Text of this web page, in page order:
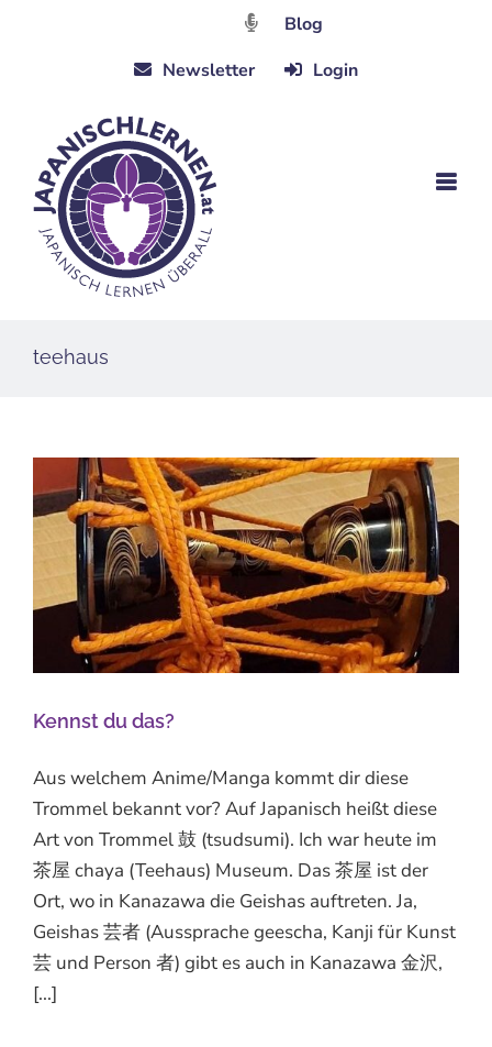
Blog
Newsletter
Login
teehaus
Kennst du das?
Aus welchem Anime/Manga kommt dir diese
Trommel bekannt vor? Auf Japanisch heißt diese
Art von Trommel 鼓 (tsudsumi). Ich war heute im
茶屋 chaya (Teehaus) Museum. Das 茶屋 ist der
Ort, wo in Kanazawa die Geishas auftreten. Ja,
Geishas 芸者 (Aussprache geescha, Kanji für Kunst
芸 und Person 者) gibt es auch in Kanazawa 金沢,
[...]